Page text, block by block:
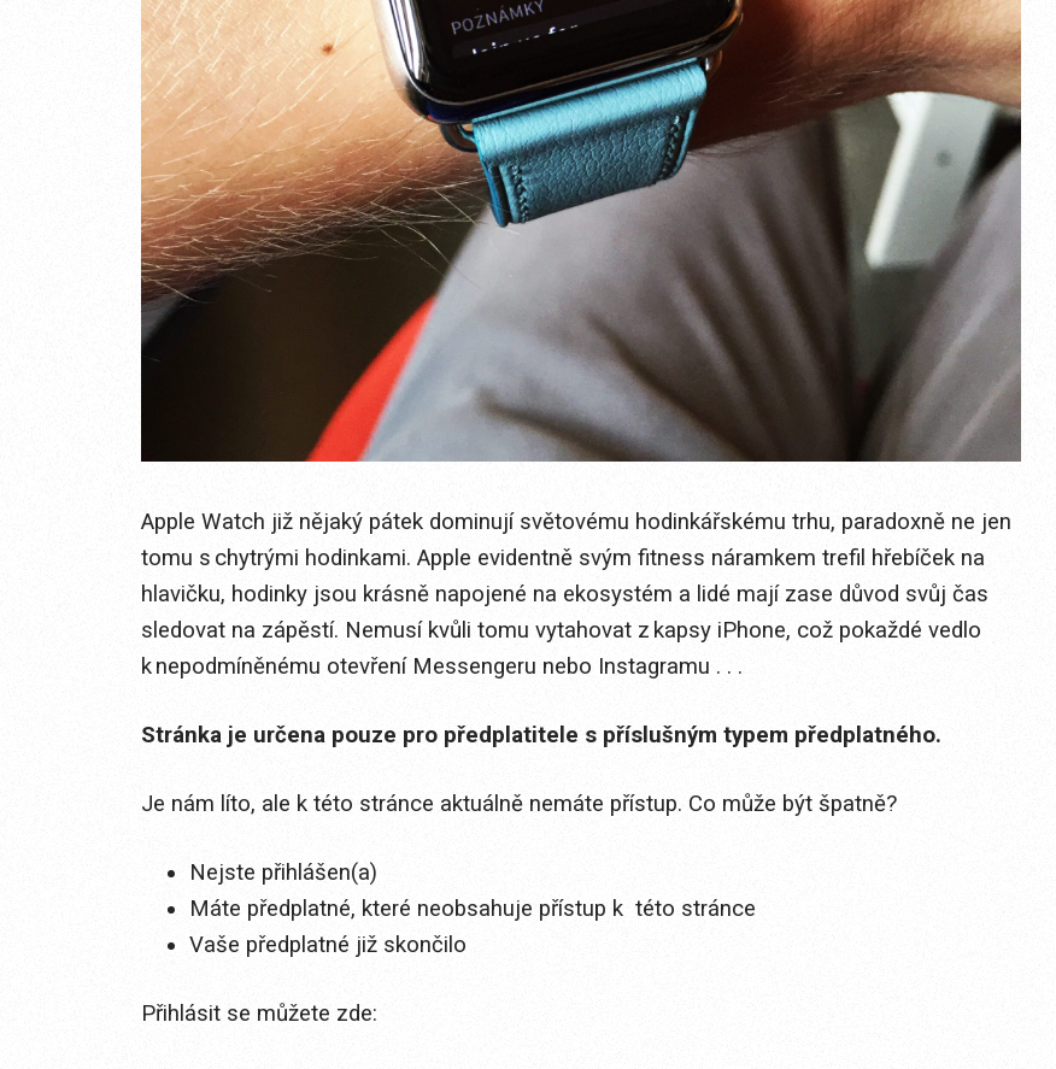
Apple Watch již nějaký pátek dominují světovému hodinkářskému trhu, paradoxně ne jen
tomu s chytrými hodinkami. Apple evidentně svým fitness náramkem trefil hřebíček na
hlavičku, hodinky jsou krásně napojené na ekosystém a lidé mají zase důvod svůj čas
sledovat na zápěstí. Nemusí kvůli tomu vytahovat z kapsy iPhone, což pokaždé vedlo
k nepodmíněnému otevření Messengeru nebo Instagramu . . .
Stránka je určena pouze pro předplatitele s příslušným typem předplatného.
Je nám líto, ale k této stránce aktuálně nemáte přístup. Co může být špatně?
Nejste přihlášen(a)
Máte předplatné, které neobsahuje přístup k této stránce
Vaše předplatné již skončilo
Přihlásit se můžete zde: